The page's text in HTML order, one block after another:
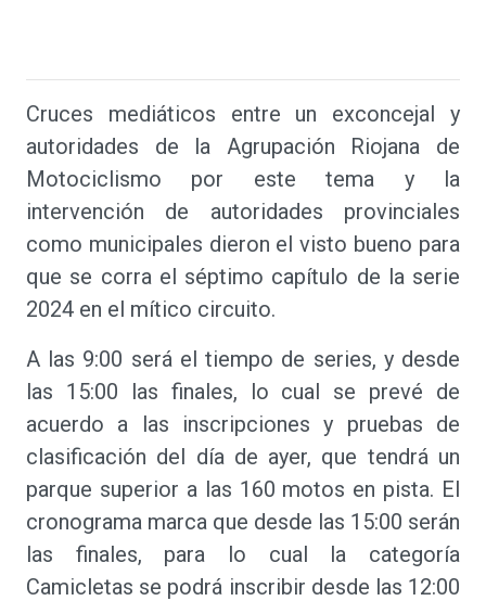
Cruces mediáticos entre un exconcejal y
autoridades de la Agrupación Riojana de
Motociclismo por este tema y la
intervención de autoridades provinciales
como municipales dieron el visto bueno para
que se corra el séptimo capítulo de la serie
2024 en el mítico circuito.
A las 9:00 será el tiempo de series, y desde
las 15:00 las finales, lo cual se prevé de
acuerdo a las inscripciones y pruebas de
clasificación del día de ayer, que tendrá un
parque superior a las 160 motos en pista. El
cronograma marca que desde las 15:00 serán
las finales, para lo cual la categoría
Camicletas se podrá inscribir desde las 12:00